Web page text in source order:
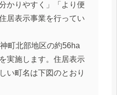
かりやすく」「より便
居表示事業を行ってい
町北部地区の約56ha
実施します。住居表示
い町名は下図のとおり